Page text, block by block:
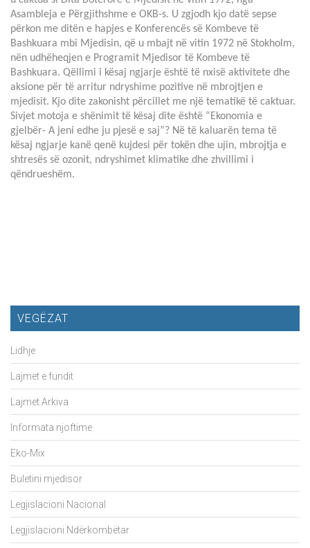
Asambleja e Përgjithshme e OKB-s. U zgjodh kjo datë sepse
përkon me ditën e hapjes e Konferencës së Kombeve të
Bashkuara mbi Mjedisin, që u mbajt në vitin 1972 në Stokholm,
nën udhëheqjen e Programit Mjedisor të Kombeve të
Bashkuara. Qëllimi i kësaj ngjarje është të nxisë aktivitete dhe
aksione për të arritur ndryshime pozitive në mbrojtjen e
mjedisit. Kjo dite zakonisht përcillet me një tematikë të caktuar.
Sivjet motoja e shënimit të kësaj dite është “Ekonomia e
gjelbër- A jeni edhe ju pjesë e saj”? Në të kaluarën tema të
kësaj ngjarje kanë qenë kujdesi për tokën dhe ujin, mbrojtja e
shtresës së ozonit, ndryshimet klimatike dhe zhvillimi i
qëndrueshëm.
VEGËZAT
Lidhje
Lajmet e fundit
Lajmet Arkiva
Informata njoftime
Eko-Mix
Buletini mjedisor
Legjislacioni Nacional
Legjislacioni Ndërkombëtar